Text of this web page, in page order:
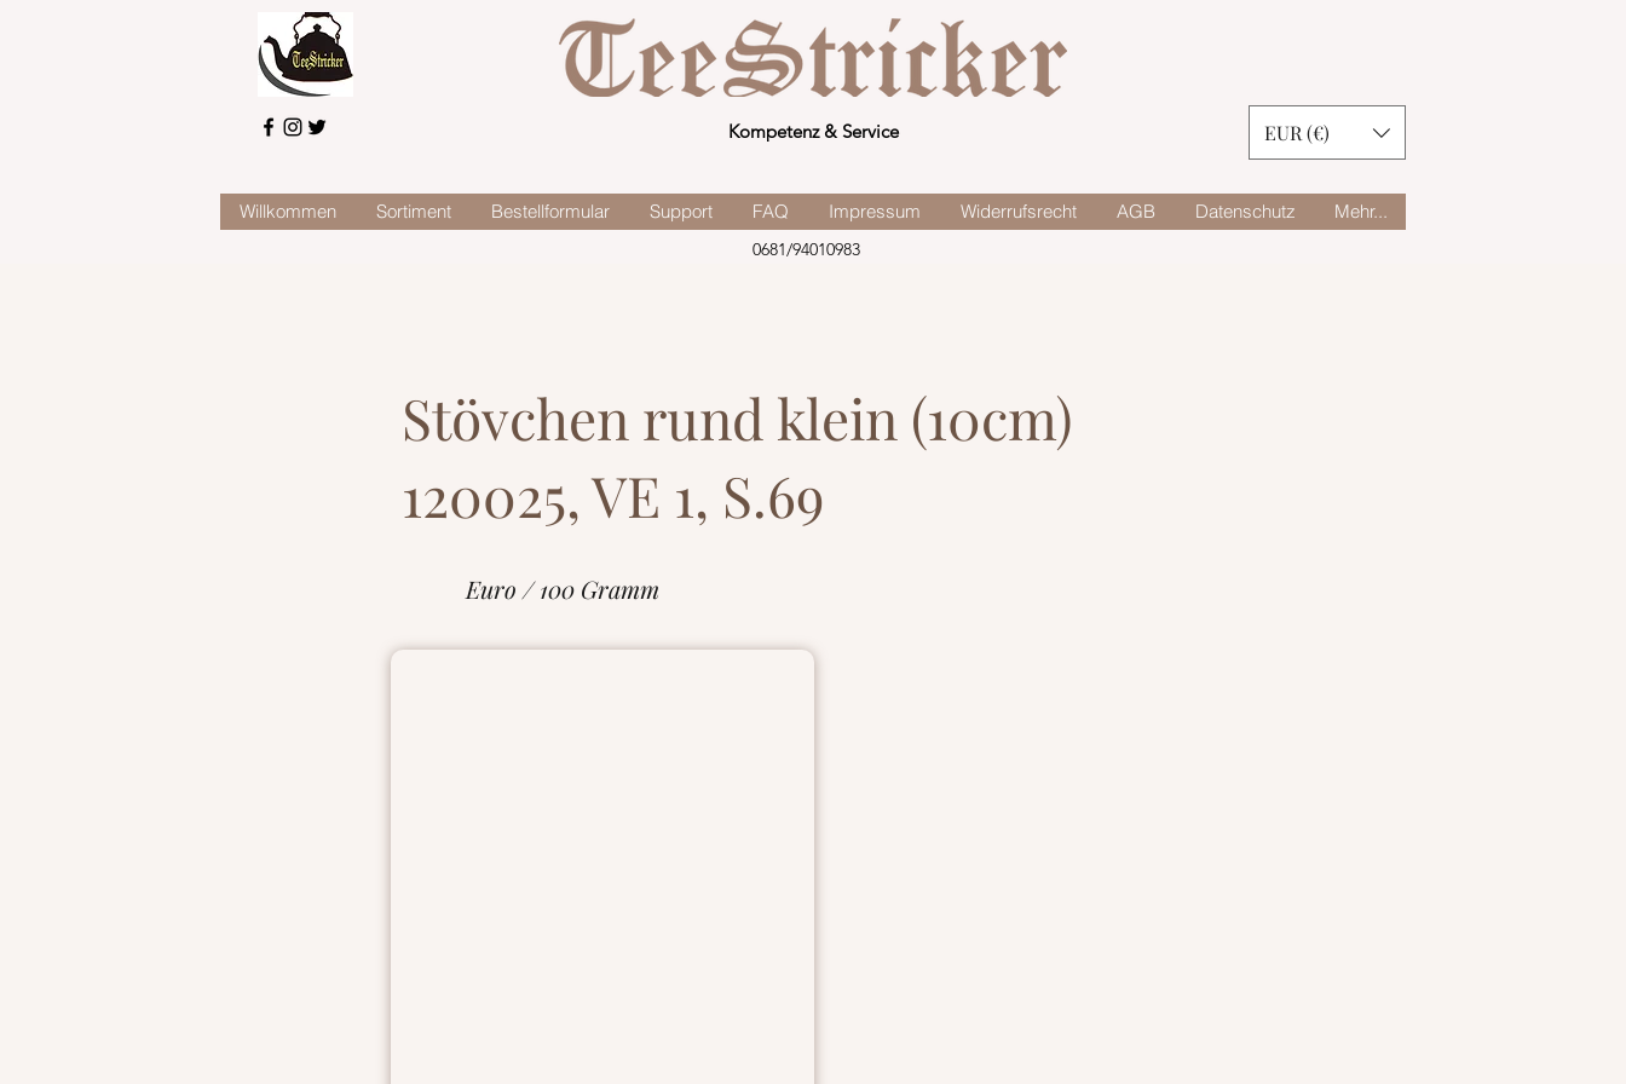
Kompetenz & Service EUR (€)
Willkommen Sortiment Bestellformular Support FAQ Impressum Widerrufsrecht AGB Datenschutz Mehr...
0681/94010983
Stövchen rund klein (10cm)
120025, VE 1, S.69
Euro / 100 Gramm